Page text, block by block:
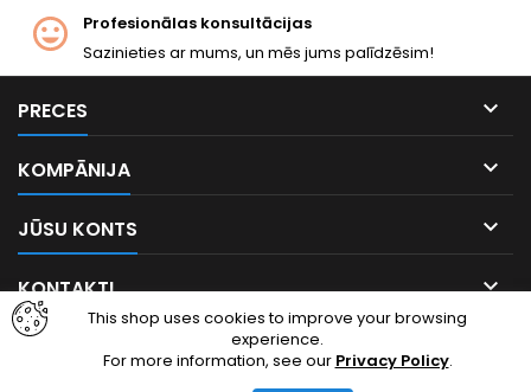
Profesionālas konsultācijas
Sazinieties ar mums, un mēs jums palīdzēsim!
PRECES 
KOMPĀNIJA 
JŪSU KONTS 
KONTAKTI 
This shop uses cookies to improve your browsing
experience.
For more information, see our Privacy Policy.
FacebookInstagram